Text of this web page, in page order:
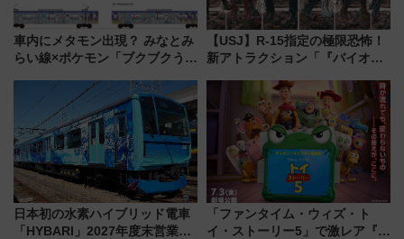
車内にメタモン出現？ みなとみ
らい線×ポケモン「ブクブクうみ
行開始に！ この夏は直通列車で
横浜へ！
【USJ】R-15指定の極限恐怖！
新アトラクション「『バイオハ
ブ」今秋登場 ―予測不能の恐
怖に泣き叫べ―
日本初の水素ハイブリッド電車
「HYBARI」2027年度末営業運
「ファンタイム・ウィズ・ト
イ・ストーリー5」で激レア『ロ